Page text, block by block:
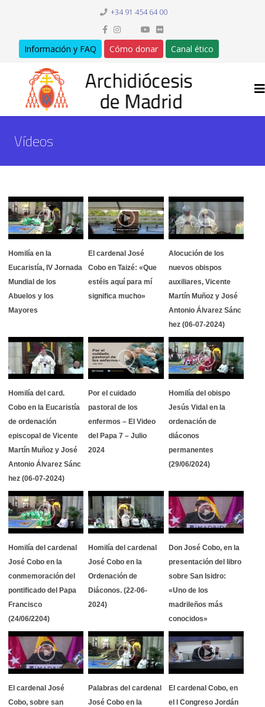
+34 91 454 64 00
Información y FAQ Cómo donar Canal ético
Vídeos
Homilía en la
Eucaristía, IV Jornada
Mundial de los
Abuelos y los
Mayores
El cardenal José
Cobo en Taizé: «Que
estéis aquí para mí
significa mucho»
Alocución de los
nuevos obispos
auxiliares, Vicente
Martín Muñoz y José
Antonio Álvarez Sánc
hez (06-07-2024)
Homilía del card.
Cobo en la Eucaristía
de ordenación
episcopal de Vicente
Martín Muñoz y José
Antonio Álvarez Sánc
hez (06-07-2024)
Por el cuidado
pastoral de los
enfermos – El Video
del Papa 7 – Julio
2024
Homilía del obispo
Jesús Vidal en la
ordenación de
diáconos
permanentes
(29/06/2024)
Homilía del cardenal
José Cobo en la
conmemoración del
pontificado del Papa
Francisco
(24/06/2204)
Homilía del cardenal
José Cobo en la
Ordenación de
Diáconos. (22-06-
2024)
Don José Cobo, en la
presentación del libro
sobre San Isidro:
«Uno de los
madrileños más
conocidos»
El cardenal José
Cobo, sobre san
Palabras del cardenal
José Cobo en la
El cardenal Cobo, en
el I Congreso Jordán